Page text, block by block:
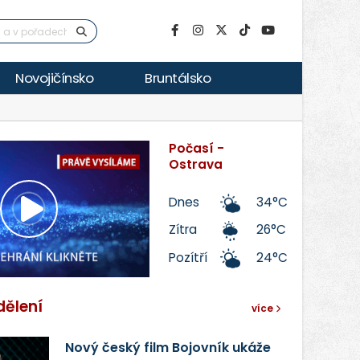
Novojičínsko Bruntálsko
Přehrát
video
Počasí -
Ostrava
Dnes
34°C
Zítra
26°C
Pozítří
24°C
více
Nový český film Bojovník ukáže